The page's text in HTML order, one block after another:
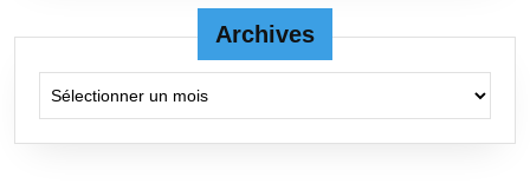
Archives